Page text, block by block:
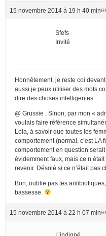
15 novembre 2014 à 19 h 40 min
Sfefs
Invité
Honnêtement, je reste coi
aussi je peux utiliser des mots
dire des choses intelligentes.
@ Grussie : Sinon, par mon «
voulais faire référence
Lola, à savoir que toutes les
comportement (normal, c’est LA
comportement en question
évidemment faux, mais ce
revenir. Désolé si ce n’était pas
Bon, oublie pas tes
bassesse.
15 novembre 2014 à 22 h 07 min